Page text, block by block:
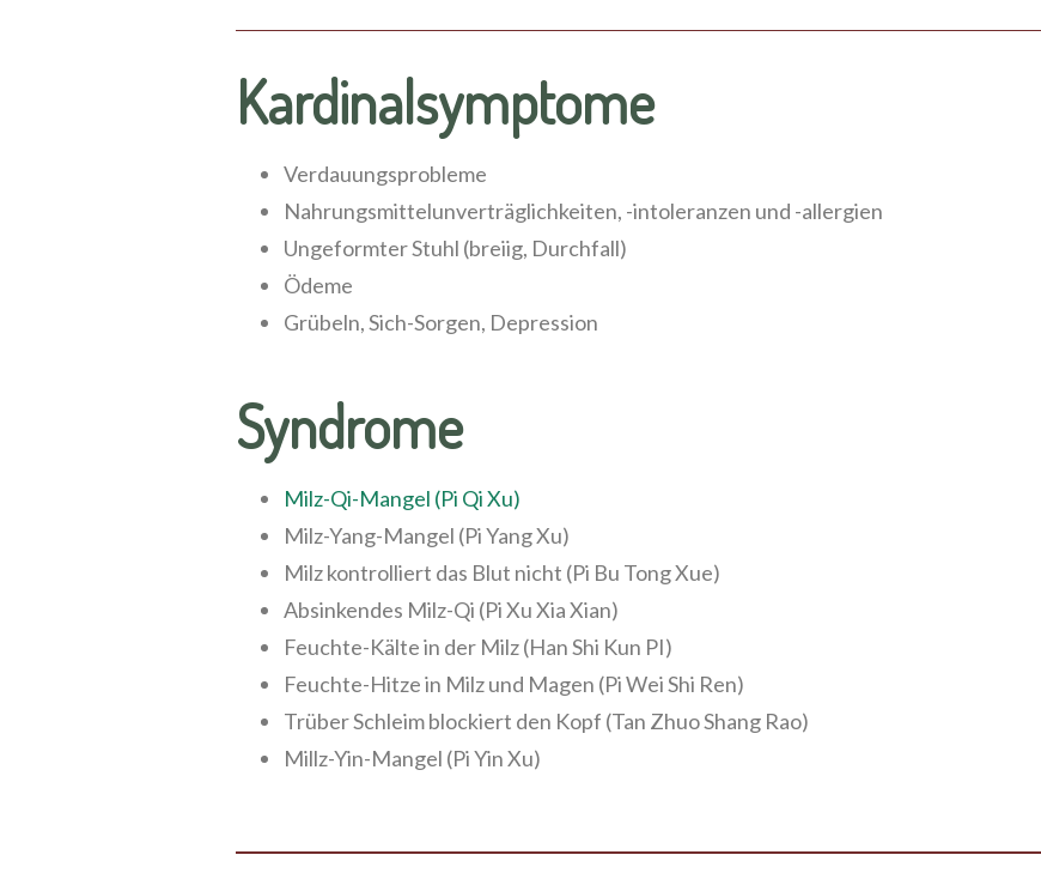
Kardinalsymptome
Verdauungsprobleme
Nahrungsmittelunverträglichkeiten, -intoleranzen und -allergien
Ungeformter Stuhl (breiig, Durchfall)
Ödeme
Grübeln, Sich-Sorgen, Depression
Syndrome
Milz-Qi-Mangel (Pi Qi Xu)
Milz-Yang-Mangel (Pi Yang Xu)
Milz kontrolliert das Blut nicht (Pi Bu Tong Xue)
Absinkendes Milz-Qi (Pi Xu Xia Xian)
Feuchte-Kälte in der Milz (Han Shi Kun PI)
Feuchte-Hitze in Milz und Magen (Pi Wei Shi Ren)
Trüber Schleim blockiert den Kopf (Tan Zhuo Shang Rao)
Millz-Yin-Mangel (Pi Yin Xu)